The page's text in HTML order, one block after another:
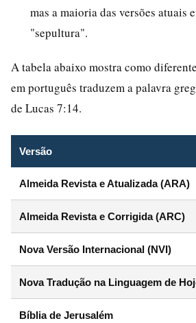
mas a maioria das versões atuais
"sepultura".
A tabela abaixo mostra como
em português traduzem a palavra
de Lucas 7:14.
Versão
Almeida Revista e Atualizada (ARA)
Almeida Revista e Corrigida (ARC)
Nova Versão Internacional (NVI)
Nova Tradução na Linguagem de
Bíblia de Jerusalém